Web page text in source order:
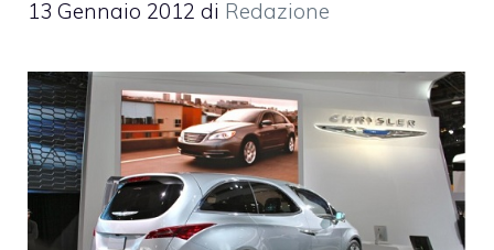
13 Gennaio 2012 di Redazione